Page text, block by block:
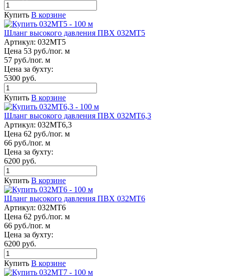
Купить В корзине
Шланг высокого давления ПВХ 032МТ5
Артикул: 032МТ5
Цена 53 руб./пог. м
57 руб./пог. м
Цена за бухту:
5300 руб.
Купить В корзине
Шланг высокого давления ПВХ 032МТ6,3
Артикул: 032МТ6,3
Цена 62 руб./пог. м
66 руб./пог. м
Цена за бухту:
6200 руб.
Купить В корзине
Шланг высокого давления ПВХ 032МТ6
Артикул: 032МТ6
Цена 62 руб./пог. м
66 руб./пог. м
Цена за бухту:
6200 руб.
Купить В корзине